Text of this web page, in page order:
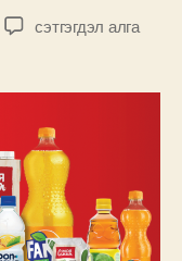
Бидний
савлагаануудтай
амжсан
уу?
дээр
сэтгэгдэл алга